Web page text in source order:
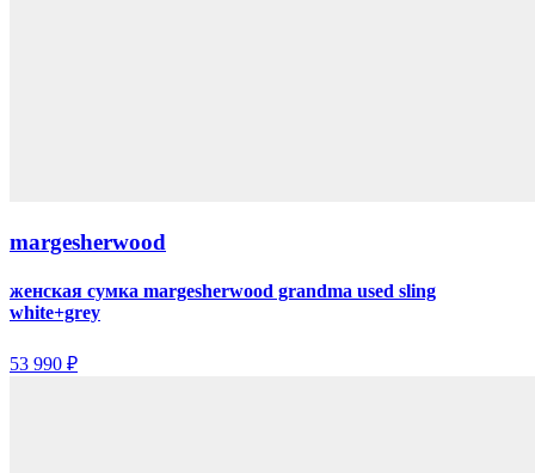
margesherwood
женская сумка margesherwood grandma used sling
white+grey
53 990 ₽